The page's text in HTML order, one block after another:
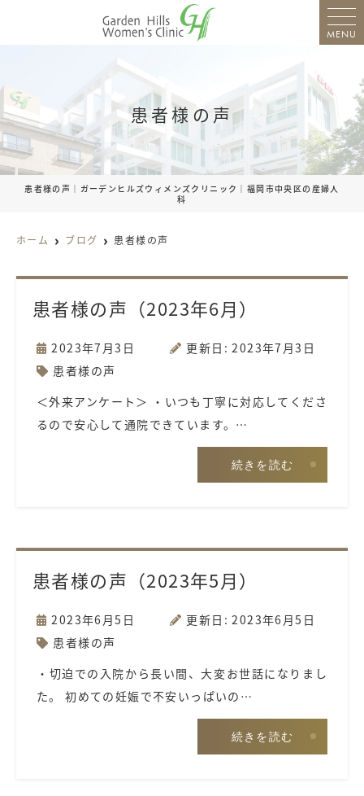
MENU
患者様の声
患者様の声｜ガーデンヒルズウィメンズクリニック｜福岡市中央区の産婦人
科
ホーム ブログ 患者様の声
患者様の声（2023年6月）
2023年7月3日
更新日: 2023年7月3日
患者様の声
＜外来アンケート＞ ・いつも丁寧に対応してくださ
るので安心して通院できています。…
続きを読む
患者様の声（2023年5月）
2023年6月5日
更新日: 2023年6月5日
患者様の声
・切迫での入院から長い間、大変お世話になりまし
た。 初めての妊娠で不安いっぱいの…
続きを読む